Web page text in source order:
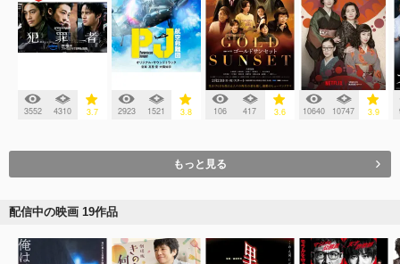
3552 4310 3.7 2923 1521 3.8 106 417 3.6 10640 10747 3.9
もっと見る
配信中の映画 19作品